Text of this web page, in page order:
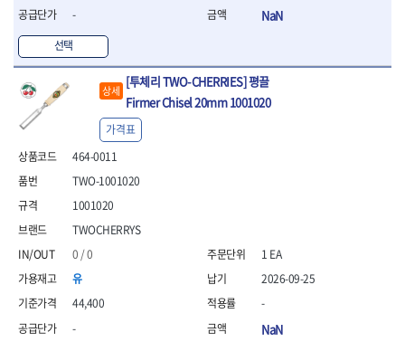
- 바이스플라이어
- 옵셋렌치
- 공구함세트
- 콤비네이션렌치
- 양구스패너
- 라쳇콤비네이션렌치
- 라쳇옵셋렌치
- 콤비네이션렌치세트
- 플레어너트렌치
- 옵셋렌치세트
- 라쳇콤비네이션렌치세
- 몽키스패너
- 라쳇콤비네이션세트
- 라쳇렌치
-
선택
NaN
상세
[투체리 TWO-CHERRIES] 평끌
Firmer Chisel 20mm 1001020
464-0011
TWOCHERRYS
0 / 0
유
44,400
-
TWO-1001020
1001020
가격표
1 EA
2026-09-25
-
NaN